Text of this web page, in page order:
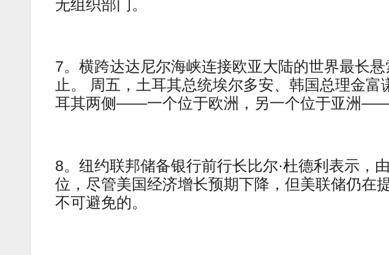
无组织部门。
7。横跨达达尼尔海峡连接欧亚大陆的世界最长
止。 周五，土耳其总统埃尔多安、韩国总理金富
耳其两侧——一个位于欧洲，另一个位于亚洲——
8。纽约联邦储备银行前行长比尔·杜德利表示，
位，尽管美国经济增长预期下降，但美联储仍在
不可避免的。